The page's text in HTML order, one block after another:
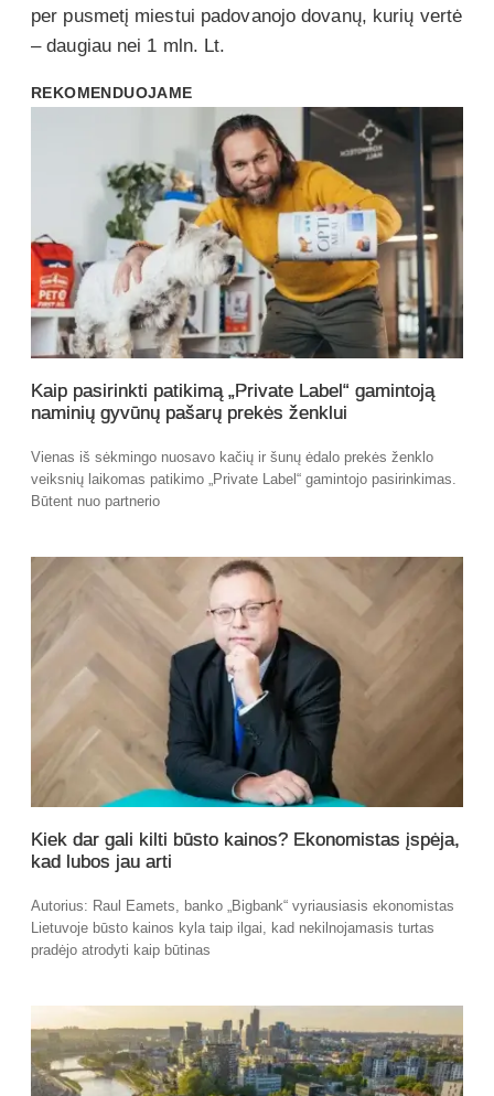
per pusmetį miestui padovanojo dovanų, kurių vertė
– daugiau nei 1 mln. Lt.
REKOMENDUOJAME
Kaip pasirinkti patikimą „Private Label“ gamintoją
naminių gyvūnų pašarų prekės ženklui
Vienas iš sėkmingo nuosavo kačių ir šunų ėdalo prekės ženklo
veiksnių laikomas patikimo „Private Label“ gamintojo pasirinkimas.
Būtent nuo partnerio
Kiek dar gali kilti būsto kainos? Ekonomistas įspėja,
kad lubos jau arti
Autorius: Raul Eamets, banko „Bigbank“ vyriausiasis ekonomistas
Lietuvoje būsto kainos kyla taip ilgai, kad nekilnojamasis turtas
pradėjo atrodyti kaip būtinas